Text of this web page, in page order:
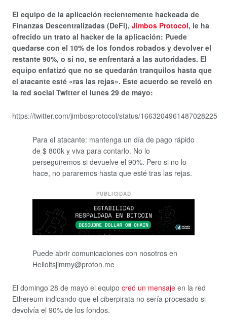
El equipo de la aplicación recientemente hackeada de
Finanzas Descentralizadas (DeFi), Jimbos Protocol, le ha
ofrecido un trato al hacker de la aplicación: Puede
quedarse con el 10% de los fondos robados y devolver el
restante 90%, o si no, se enfrentará a las autoridades. El
equipo enfatizó que no se quedarán tranquilos hasta que
el atacante esté «ras las rejas». Este acuerdo se reveló en
la red social Twitter el lunes 29 de mayo:
https://twitter.com/jimbosprotocol/status/1663204961487028225
Para el atacante: mantenga un día de pago rápido
de $ 800k y viva para contarlo. No lo
perseguiremos si devuelve el 90%. Pero si no lo
hace, no pararemos hasta que esté tras las rejas.
PUBLICIDAD
Puede abrir comunicaciones con nosotros en
Helloitsjimmy@proton.me
El domingo 28 de mayo el equipo creó un mensaje en la red
Ethereum indicando que el ciberpirata no sería procesado si
devolvía el 90% de los fondos.